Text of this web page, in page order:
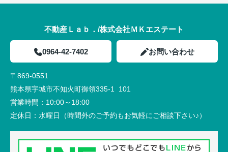
不動産Ｌａｂ．/株式会社ＭＫエステート
0964-42-7402 お問い合わせ
〒869-0551
熊本県宇城市不知火町御領335-1 101
営業時間： 10:00～18:00
定休日： 水曜日（時間外のご予約もお気軽にご相談下さい♪）